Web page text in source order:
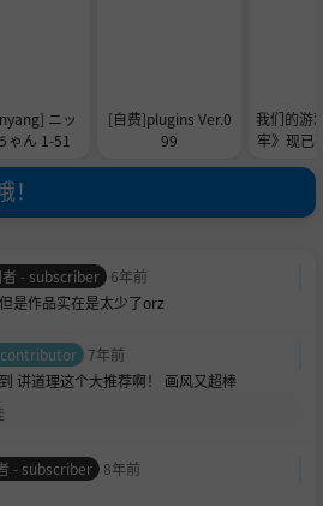
ニッ
ゃん 1-51
[自费]plugins Ver.0
99
我们的游
牢》现已
- subscriber 6年前
是作品实在是太少了orz
contributor 7年前
讲道理这个大推荐啊！ 画风又超棒
- subscriber 8年前